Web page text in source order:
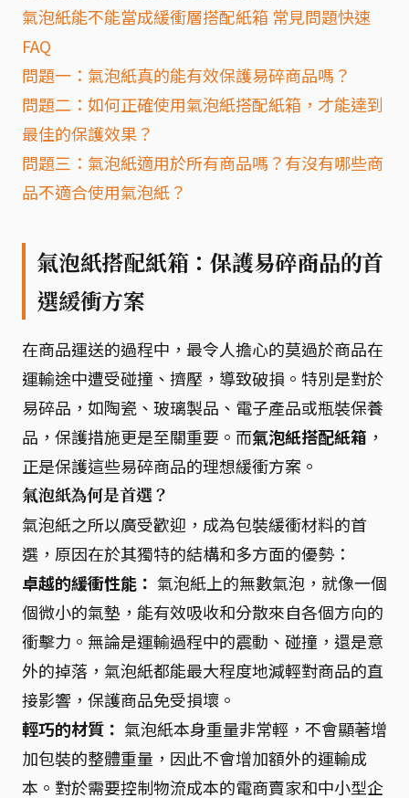
氣泡紙能不能當成緩衝層搭配紙箱 常見問題快速
FAQ
問題一：氣泡紙真的能有效保護易碎商品嗎？
問題二：如何正確使用氣泡紙搭配紙箱，才能達到
最佳的保護效果？
問題三：氣泡紙適用於所有商品嗎？有沒有哪些商
品不適合使用氣泡紙？
氣泡紙搭配紙箱：保護易碎商品的首
選緩衝方案
在商品運送的過程中，最令人擔心的莫過於商品在
運輸途中遭受碰撞、擠壓，導致破損。特別是對於
易碎品，如陶瓷、玻璃製品、電子產品或瓶裝保養
品，保護措施更是至關重要。而氣泡紙搭配紙箱 ，
正是保護這些易碎商品的理想緩衝方案。
氣泡紙為何是首選？
氣泡紙之所以廣受歡迎，成為包裝緩衝材料的首
選，原因在於其獨特的結構和多方面的優勢：
卓越的緩衝性能： 氣泡紙上的無數氣泡，就像一個
個微小的氣墊，能有效吸收和分散來自各個方向的
衝擊力。無論是運輸過程中的震動、碰撞，還是意
外的掉落，氣泡紙都能最大程度地減輕對商品的直
接影響，保護商品免受損壞。
輕巧的材質： 氣泡紙本身重量非常輕，不會顯著增
加包裝的整體重量，因此不會增加額外的運輸成
本。對於需要控制物流成本的電商賣家和中小型企